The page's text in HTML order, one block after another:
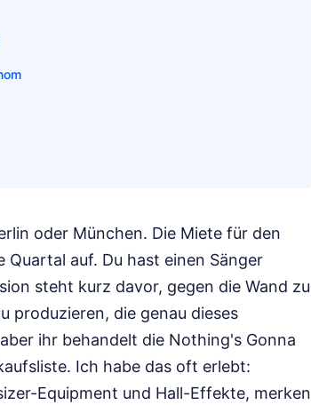
oder München. Die Miete für den
auf. Du hast einen Sänger
steht kurz davor, gegen die Wand zu
produzieren, die genau dieses
ihr behandelt die Nothing's Gonna
Ich habe das oft erlebt:
Equipment und Hall-Effekte, merken